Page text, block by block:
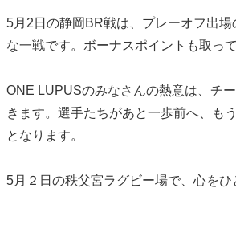
5月2日の静岡BR戦は、プレーオフ出
な一戦です。ボーナスポイントも取っ
ONE LUPUSのみなさんの熱意は、チ
きます。選手たちがあと一歩前へ、も
となります。
5月２日の秩父宮ラグビー場で、心をひ